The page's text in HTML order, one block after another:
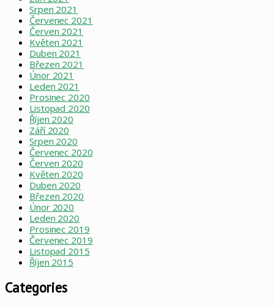
Srpen 2021
Červenec 2021
Červen 2021
Květen 2021
Duben 2021
Březen 2021
Únor 2021
Leden 2021
Prosinec 2020
Listopad 2020
Říjen 2020
Září 2020
Srpen 2020
Červenec 2020
Červen 2020
Květen 2020
Duben 2020
Březen 2020
Únor 2020
Leden 2020
Prosinec 2019
Červenec 2019
Listopad 2015
Říjen 2015
Categories